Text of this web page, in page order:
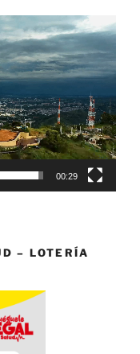
00:29
– LOTERÍA